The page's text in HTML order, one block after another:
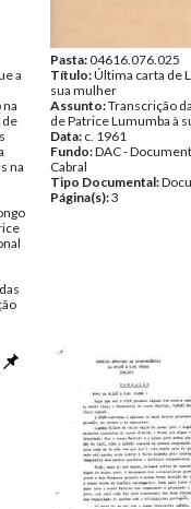
a
de
na
Pasta:04616.076.025
Título:Última carta de
sua mulher
Assunto:Transcrição
de Patrice Lumumba à
Data: c. 1961
Fundo:DAC -
Cabral
Tipo Documental:
Página(s):3